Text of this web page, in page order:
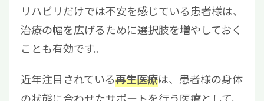
リハビリだけでは不安を感じている患者様は、
治療の幅を広げるために選択肢を増やしておく
ことも有効です。
近年注目されている再生医療は、患者様の身体